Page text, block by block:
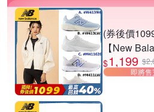
時時樂-QS58行
(券後價
【New
慢跑鞋_女/
款任選
$1,199
即將售